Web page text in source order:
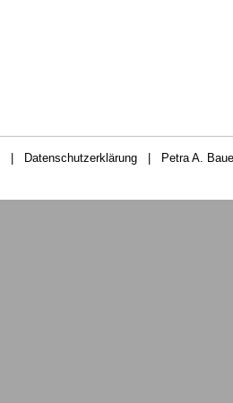
| Datenschutzerklärung | Petra A.